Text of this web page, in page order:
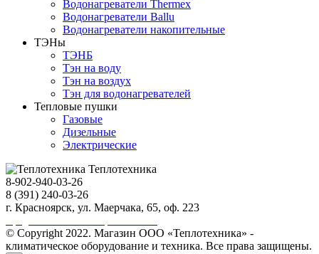
Водонагреватели Thermex
Водонагреватели Ballu
Водонагреватели накопительные
ТЭНы
ТЭНБ
Тэн на воду
Тэн на воздух
Тэн для водонагревателей
Тепловые пушки
Газовые
Дизельные
Электрические
Теплотехника
8-902-940-03-26
8 (391) 240-03-26
г. Красноярск, ул. Маерчака, 65, оф. 223
© Copyright 2022. Магазин ООО «Теплотехника» -
климатическое оборудование и техника. Все права защищены.